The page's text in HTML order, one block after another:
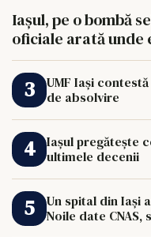
Iașul, pe o bombă
oficiale arată unde
UMF Iași
de absolvire
Iașul pregătește
ultimele decenii
Un spital din Iași
Noile date